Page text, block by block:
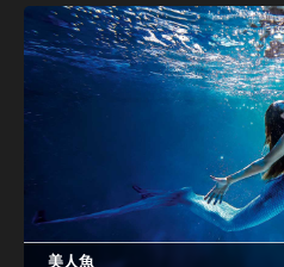
潛水教練，與全世界分享自由潛
職業生涯。教授自由潛水課程並
始您的 SSI
美人魚